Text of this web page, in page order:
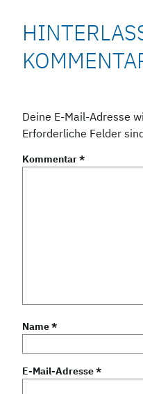
Deine E-Mail-Adresse
Erforderliche Felder
Kommentar*
Name*
E-Mail-Adresse*